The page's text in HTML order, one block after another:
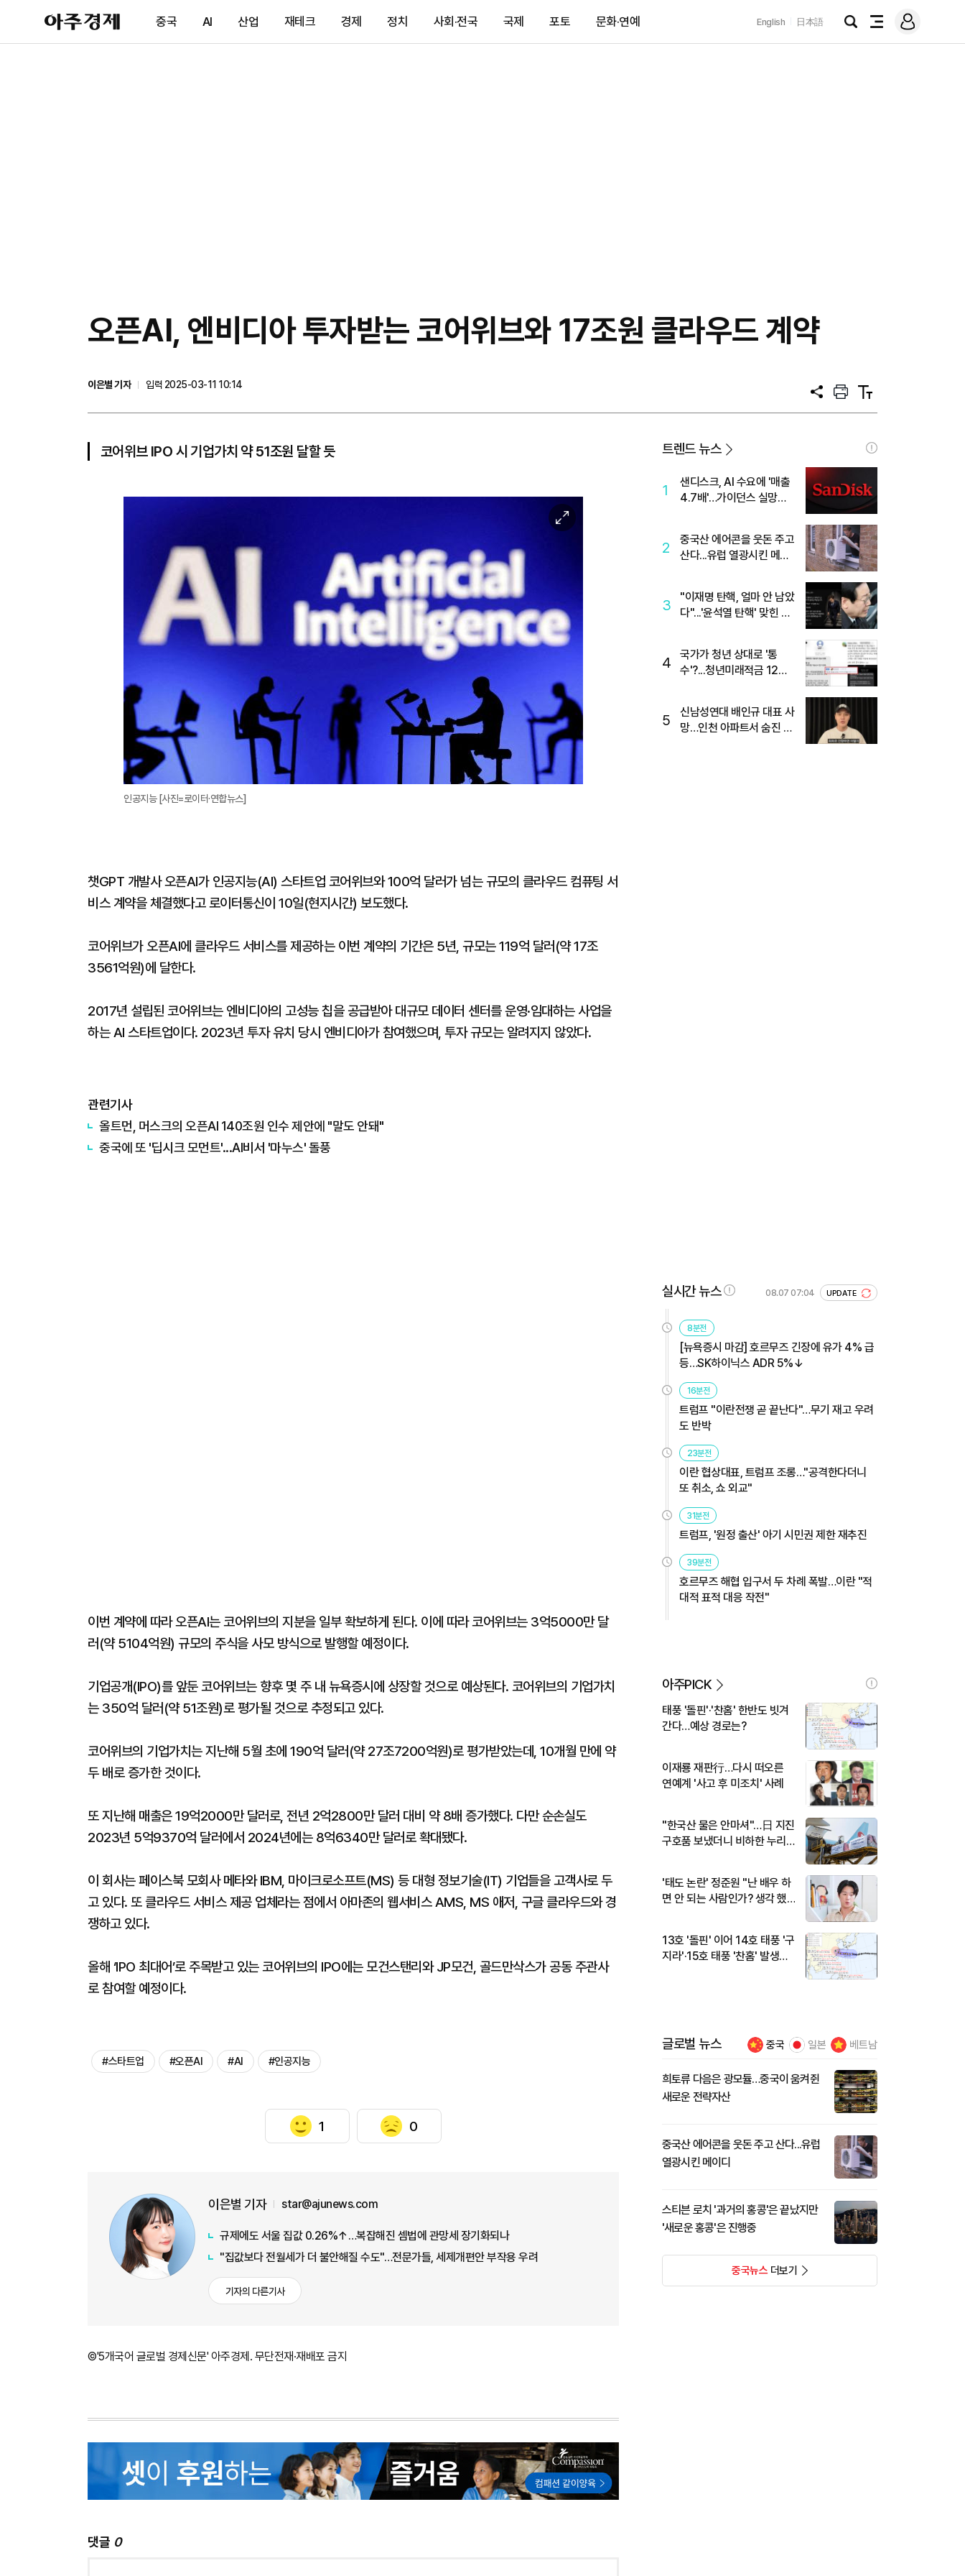
아
주
제
중국 AI 산업 재테크 경제 정치 사회·전국 국제 포토 문화·연예 English 日本語
검
전
메
그
오픈AI, 엔비디아 투자받는 코어위브와 17조원 클라우드 계약
이은별 기자
입력 2025-03-11 10:14
공
프
트
텍
트
코어위브 IPO 시 기업가치 약 51조원 달할 듯
이
미
인공지능 [사진=로이터·연합뉴스]
챗GPT 개발사 오픈AI가 인공지능(AI) 스타트업 코어위브와 100억 달러가 넘는 규모의 클라우드 컴퓨팅 서
비스 계약을 체결했다고 로이터통신이 10일(현지시간) 보도했다.
코어위브가 오픈AI에 클라우드 서비스를 제공하는 이번 계약의 기간은 5년, 규모는 119억 달러(약 17조
3561억원)에 달한다.
2017년 설립된 코어위브는 엔비디아의 고성능 칩을 공급받아 대규모 데이터 센터를 운영·임대하는 사업을
하는 AI 스타트업이다. 2023년 투자 유치 당시 엔비디아가 참여했으며, 투자 규모는 알려지지 않았다.
관련기사
올트먼, 머스크의 오픈AI 140조원 인수 제안에 "말도 안돼"
중국에 또 '딥시크 모먼트'...AI비서 '마누스' 돌풍
이번 계약에 따라 오픈AI는 코어위브의 지분을 일부 확보하게 된다. 이에 따라 코어위브는 3억5000만 달
러(약 5104억원) 규모의 주식을 사모 방식으로 발행할 예정이다.
기업공개(IPO)를 앞둔 코어위브는 향후 몇 주 내 뉴욕증시에 상장할 것으로 예상된다. 코어위브의 기업가치
는 350억 달러(약 51조원)로 평가될 것으로 추정되고 있다.
코어위브의 기업가치는 지난해 5월 초에 190억 달러(약 27조7200억원)로 평가받았는데, 10개월 만에 약
두 배로 증가한 것이다.
또 지난해 매출은 19억2000만 달러로, 전년 2억2800만 달러 대비 약 8배 증가했다. 다만 순손실도
2023년 5억9370억 달러에서 2024년에는 8억6340만 달러로 확대됐다.
이 회사는 페이스북 모회사 메타와 IBM, 마이크로소프트(MS) 등 대형 정보기술(IT) 기업들을 고객사로 두
고 있다. 또 클라우드 서비스 제공 업체라는 점에서 아마존의 웹서비스 AMS, MS 애저, 구글 클라우드와 경
쟁하고 있다.
올해 ‘IPO 최대어’로 주목받고 있는 코어위브의 IPO에는 모건스탠리와 JP모건, 골드만삭스가 공동 주관사
로 참여할 예정이다.
#스타트업 #오픈AI #AI #인공지능
1 0
이은별 기자 star@ajunews.com
규제에도 서울 집값 0.26%↑…복잡해진 셈법에 관망세 장기화되나
"집값보다 전월세가 더 불안해질 수도"…전문가들, 세제개편안 부작용 우려
기자의 다른기사
©'5개국어 글로벌 경제신문' 아주경제. 무단전재·재배포 금지
댓글 0
트렌드 뉴스
1
샌디스크, AI 수요에 '매출
4.7배'…가이던스 실망에
2
중국산 에어콘을 웃돈 주고
산다...유럽 열광시킨 메이
3
"이재명 탄핵, 얼마 안 남았
다"...'윤석열 탄핵' 맞힌 무
4
국가가 청년 상대로 '통
수'?...청년미래적금 12%
5
신남성연대 배인규 대표 사
망…인천 아파트서 숨진 채
실시간 뉴스 08.07 07:04 UPDATE
8분전
[뉴욕증시 마감] 호르무즈 긴장에 유가 4% 급
등…SK하이닉스 ADR 5%↓
16분전
트럼프 "이란전쟁 곧 끝난다"…무기 재고 우려
도 반박
23분전
이란 협상대표, 트럼프 조롱…"공격한다더니
또 취소, 쇼 외교"
31분전
트럼프, '원정 출산' 아기 시민권 제한 재추진
39분전
호르무즈 해협 입구서 두 차례 폭발…이란 "적
대적 표적 대응 작전"
아주PICK
태풍 '돌핀'·'찬홈' 한반도 빗겨
간다…예상 경로는?
이재룡 재판行…다시 떠오른
연예계 '사고 후 미조치' 사례
"한국산 물은 안마셔"…日 지진
구호품 보냈더니 비하한 누리
'태도 논란' 정준원 "난 배우 하
면 안 되는 사람인가? 생각 했
13호 '돌핀' 이어 14호 태풍 '구
지라'·15호 태풍 '찬홈' 발생…
글로벌 뉴스 중국 일본 베트남
희토류 다음은 광모듈…중국이 움켜쥔
새로운 전략자산
중국산 에어콘을 웃돈 주고 산다...유럽
열광시킨 메이디
스티븐 로치 '과거의 홍콩'은 끝났지만
'새로운 홍콩'은 진행중
중국뉴스더보기